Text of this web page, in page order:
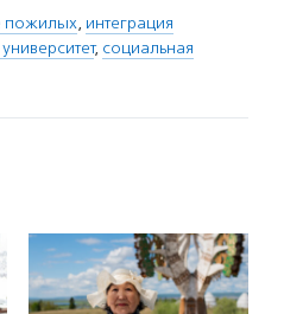
пожилых, интеграция
, социальная